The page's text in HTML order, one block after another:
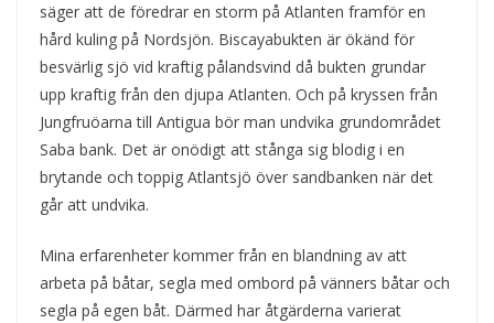
säger att de föredrar en storm på Atlanten framför en
hård kuling på Nordsjön. Biscayabukten är ökänd för
besvärlig sjö vid kraftig pålandsvind då bukten grundar
upp kraftig från den djupa Atlanten. Och på kryssen från
Jungfruöarna till Antigua bör man undvika grundområdet
Saba bank. Det är onödigt att stånga sig blodig i en
brytande och toppig Atlantsjö över sandbanken när det
går att undvika.
Mina erfarenheter kommer från en blandning av att
arbeta på båtar, segla med ombord på vänners båtar och
segla på egen båt. Därmed har åtgärderna varierat